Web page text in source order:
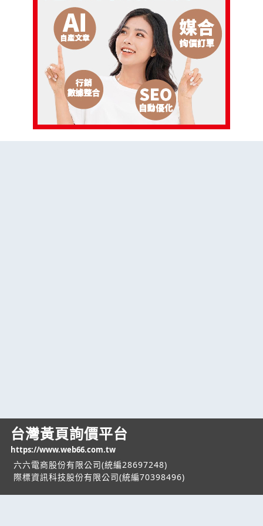
台灣黃頁詢價平台
https://www.web66.com.tw
六六電商股份有限公司(統編28697248)
際標資訊科技股份有限公司(統編70398496)